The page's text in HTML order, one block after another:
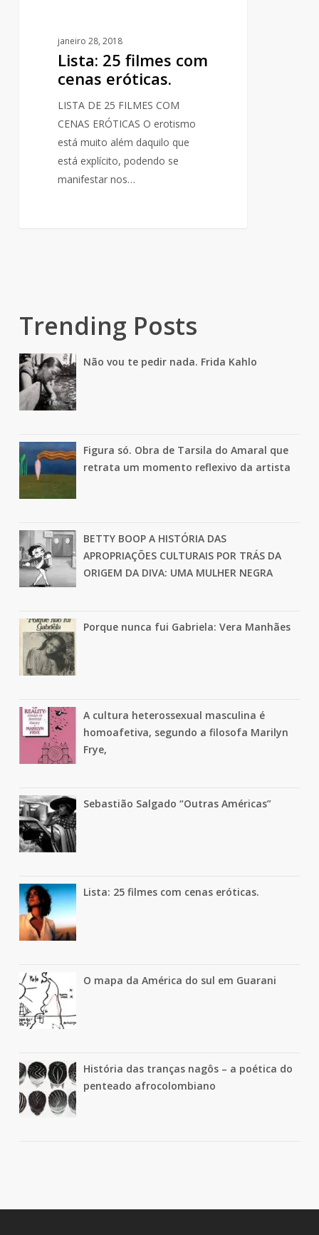
janeiro 28, 2018
Lista: 25 filmes com
cenas eróticas.
LISTA DE 25 FILMES COM
CENAS ERÓTICAS O erotismo
está muito além daquilo que
está explícito, podendo se
manifestar nos…
Trending Posts
Não vou te pedir nada. Frida Kahlo
Figura só. Obra de Tarsila do Amaral que
retrata um momento reflexivo da artista
BETTY BOOP A HISTÓRIA DAS
APROPRIAÇÕES CULTURAIS POR TRÁS DA
ORIGEM DA DIVA: UMA MULHER NEGRA
Porque nunca fui Gabriela: Vera Manhães
A cultura heterossexual masculina é
homoafetiva, segundo a filosofa Marilyn
Frye,
Sebastião Salgado “Outras Américas”
Lista: 25 filmes com cenas eróticas.
O mapa da América do sul em Guarani
História das tranças nagôs – a poética do
penteado afrocolombiano